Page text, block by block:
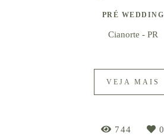
PRÉ WEDDING
Cianorte - PR
VEJA MAIS
744 0